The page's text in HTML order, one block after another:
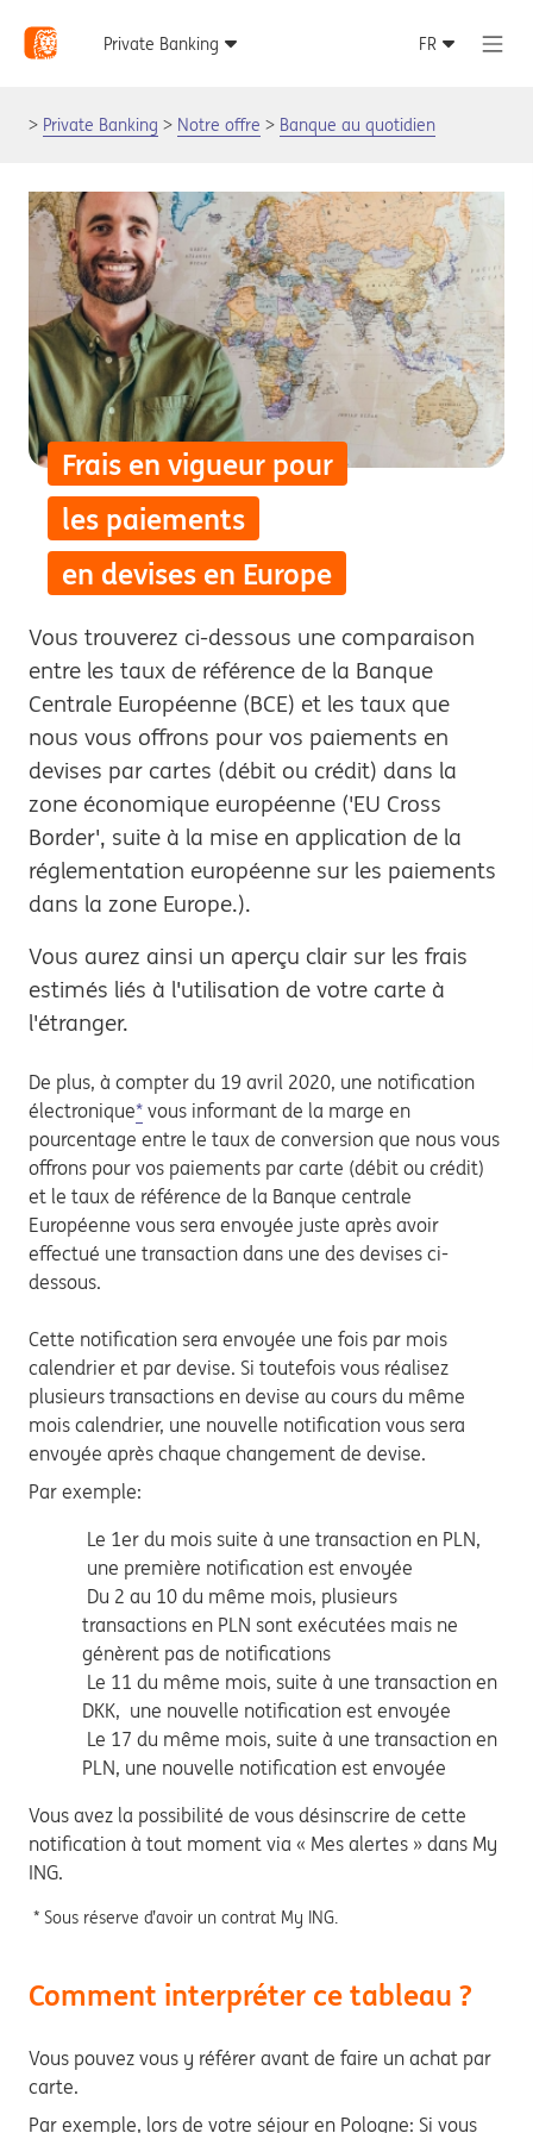
Private Banking Notre offre Banque au quotidien
Frais en vigueur pour
les paiements
en devises en Europe
Vous trouverez ci-dessous une comparaison
entre les taux de référence de la Banque
Centrale Européenne (BCE) et les taux que
nous vous offrons pour vos paiements en
devises par cartes (débit ou crédit) dans la
zone économique européenne ('EU Cross
Border', suite à la mise en application de la
réglementation européenne sur les paiements
dans la zone Europe.).
Vous aurez ainsi un aperçu clair sur les frais
estimés liés à l'utilisation de votre carte à
l'étranger.
De plus, à compter du 19 avril 2020, une notification
électronique* vous informant de la marge en
pourcentage entre le taux de conversion que nous vous
offrons pour vos paiements par carte (débit ou crédit)
et le taux de référence de la Banque centrale
Européenne vous sera envoyée juste après avoir
effectué une transaction dans une des devises ci-
dessous.
Cette notification sera envoyée une fois par mois
calendrier et par devise. Si toutefois vous réalisez
plusieurs transactions en devise au cours du même
mois calendrier, une nouvelle notification vous sera
envoyée après chaque changement de devise.
Par exemple:
Le 1er du mois suite à une transaction en PLN,
une première notification est envoyée
Du 2 au 10 du même mois, plusieurs
transactions en PLN sont exécutées mais ne
génèrent pas de notifications
Le 11 du même mois, suite à une transaction en
DKK, une nouvelle notification est envoyée
Le 17 du même mois, suite à une transaction en
PLN, une nouvelle notification est envoyée
Vous avez la possibilité de vous désinscrire de cette
notification à tout moment via « Mes alertes » dans My
ING.
* Sous réserve d’avoir un contrat My ING.
Comment interpréter ce tableau ?
Vous pouvez vous y référer avant de faire un achat par
carte.
Par exemple, lors de votre séjour en Pologne: Si vous